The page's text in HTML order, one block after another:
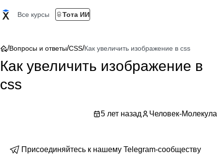
Все курсы Тота ИИ
/Вопросы и ответы/CSS/Как увеличить изображение в css
Как увеличить изображение в
css
5 лет назад Человек-Молекула
Присоединяйтесь к нашему Telegram-сообществу